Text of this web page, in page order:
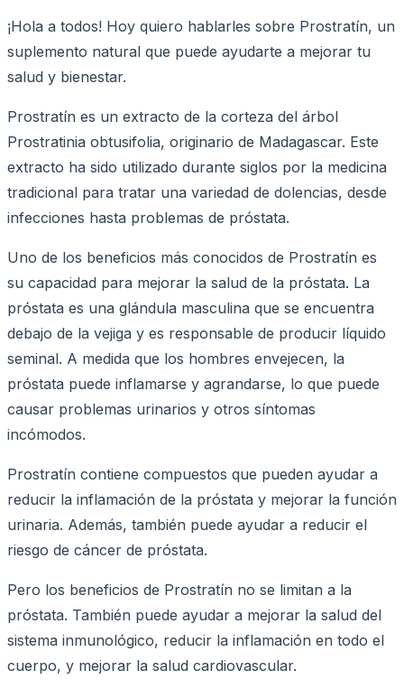
¡Hola a todos! Hoy quiero hablarles sobre Prostratín, un
suplemento natural que puede ayudarte a mejorar tu
salud y bienestar.
Prostratín es un extracto de la corteza del árbol
Prostratinia obtusifolia, originario de Madagascar. Este
extracto ha sido utilizado durante siglos por la medicina
tradicional para tratar una variedad de dolencias, desde
infecciones hasta problemas de próstata.
Uno de los beneficios más conocidos de Prostratín es
su capacidad para mejorar la salud de la próstata. La
próstata es una glándula masculina que se encuentra
debajo de la vejiga y es responsable de producir líquido
seminal. A medida que los hombres envejecen, la
próstata puede inflamarse y agrandarse, lo que puede
causar problemas urinarios y otros síntomas
incómodos.
Prostratín contiene compuestos que pueden ayudar a
reducir la inflamación de la próstata y mejorar la función
urinaria. Además, también puede ayudar a reducir el
riesgo de cáncer de próstata.
Pero los beneficios de Prostratín no se limitan a la
próstata. También puede ayudar a mejorar la salud del
sistema inmunológico, reducir la inflamación en todo el
cuerpo, y mejorar la salud cardiovascular.